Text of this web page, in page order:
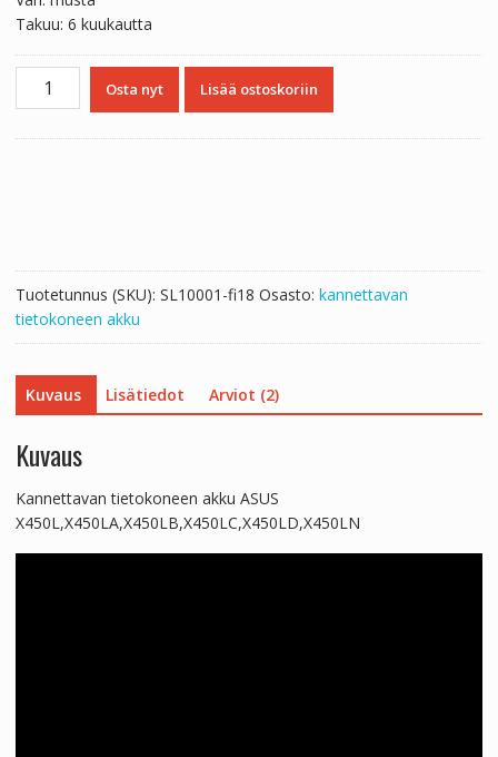
Takuu: 6 kuukautta
Kannettavan
tietokoneen
Osta nyt Lisää ostoskoriin
Tuotetunnus (SKU): SL10001-fi18 Osasto: kannettavan
tietokoneen akku
Kuvaus Lisätiedot Arviot (2)
Kuvaus
Kannettavan tietokoneen akku ASUS
X450L,X450LA,X450LB,X450LC,X450LD,X450LN